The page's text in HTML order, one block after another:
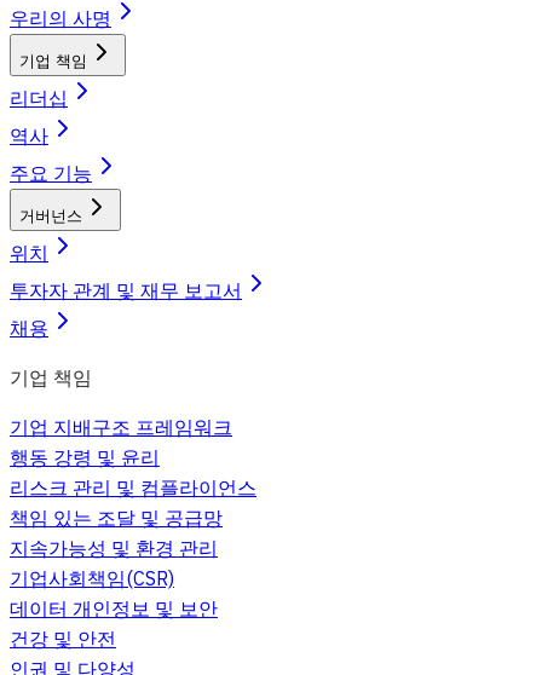
우리의 사명
기업 책임
리더십
역사
주요 기능
거버넌스
위치
투자자 관계 및 재무 보고서
채용
기업 책임
기업 지배구조 프레임워크
행동 강령 및 윤리
리스크 관리 및 컴플라이언스
책임 있는 조달 및 공급망
지속가능성 및 환경 관리
기업사회책임(CSR)
데이터 개인정보 및 보안
건강 및 안전
인권 및 다양성